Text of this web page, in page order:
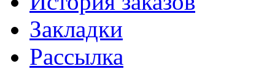
Закладки
Рассылка